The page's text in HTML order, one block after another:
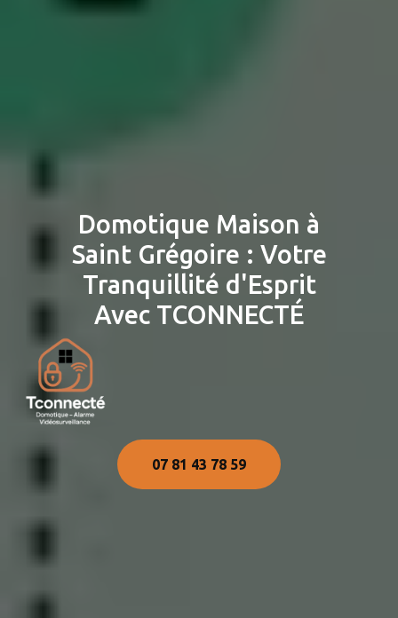
Domotique Maison à
Saint Grégoire : Votre
Tranquillité d'Esprit
Avec TCONNECTÉ
07 81 43 78 59